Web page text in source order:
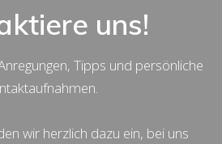
uns!
Tipps und persönliche
wir herzlich dazu ein, bei uns